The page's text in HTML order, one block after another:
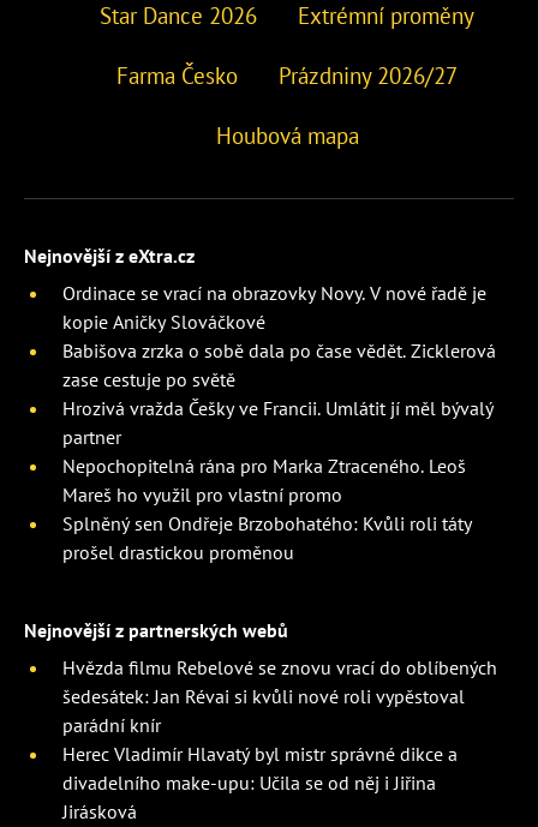
Star Dance 2026 Extrémní proměny
Farma Česko Prázdniny 2026/27
Houbová mapa
Nejnovější z eXtra.cz
Ordinace se vrací na obrazovky Novy. V nové řadě je
kopie Aničky Slováčkové
Babišova zrzka o sobě dala po čase vědět. Zicklerová
zase cestuje po světě
Hrozivá vražda Češky ve Francii. Umlátit jí měl bývalý
partner
Nepochopitelná rána pro Marka Ztraceného. Leoš
Mareš ho využil pro vlastní promo
Splněný sen Ondřeje Brzobohatého: Kvůli roli táty
prošel drastickou proměnou
Nejnovější z partnerských webů
Hvězda filmu Rebelové se znovu vrací do oblíbených
šedesátek: Jan Révai si kvůli nové roli vypěstoval
parádní knír
Herec Vladimír Hlavatý byl mistr správné dikce a
divadelního make-upu: Učila se od něj i Jiřina
Jirásková